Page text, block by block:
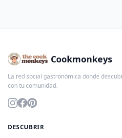
Cookmonkeys
La red social gastronómica donde
con tu comunidad.
DESCUBRIR